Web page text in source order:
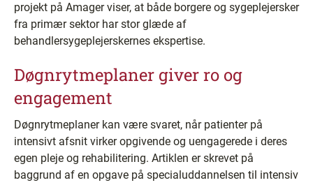
projekt på Amager viser, at både borgere og sygeplejersker
fra primær sektor har stor glæde af
behandlersygeplejerskernes ekspertise.
Døgnrytmeplaner giver ro og
engagement
Døgnrytmeplaner kan være svaret, når patienter på
intensivt afsnit virker opgivende og uengagerede i deres
egen pleje og rehabilitering. Artiklen er skrevet på
baggrund af en opgave på specialuddannelsen til intensiv